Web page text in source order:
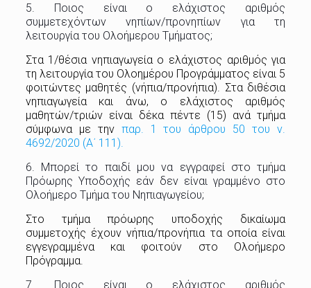
5. Ποιος είναι ο ελάχιστος αριθμός
συμμετεχόντων νηπίων/προνηπίων για τη
λειτουργία του Ολοήμερου Τμήματος;
Στα 1/θέσια νηπιαγωγεία ο ελάχιστος αριθμός για
τη λειτουργία του Ολοημέρου Προγράμματος είναι 5
φοιτώντες μαθητές (νήπια/προνήπια). Στα διθέσια
νηπιαγωγεία και άνω, ο ελάχιστος αριθμός
μαθητών/τριών είναι δέκα πέντε (15) ανά τμήμα
σύμφωνα με την παρ. 1 του άρθρου 50 του ν.
4692/2020 (Α΄ 111).
6. Μπορεί το παιδί μου να εγγραφεί στο τμήμα
Πρόωρης Υποδοχής εάν δεν είναι γραμμένο στο
Ολοήμερο Τμήμα του Νηπιαγωγείου;
Στο τμήμα πρόωρης υποδοχής δικαίωμα
συμμετοχής έχουν νήπια/προνήπια τα οποία είναι
εγγεγραμμένα και φοιτούν στο Ολοήμερο
Πρόγραμμα.
7. Ποιος είναι ο ελάχιστος αριθμός